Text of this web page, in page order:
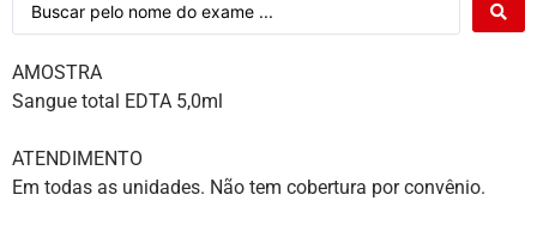
AMOSTRA
Sangue total EDTA 5,0ml
ATENDIMENTO
Em todas as unidades. Não tem cobertura por convênio.